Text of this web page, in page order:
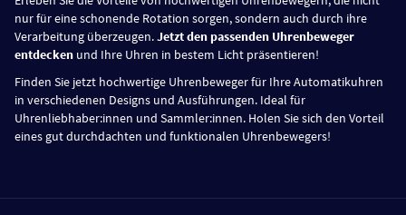
nur für eine schonende Rotation sorgen, sondern auch durch ihre
Verarbeitung überzeugen.Jetzt den passenden Uhrenbeweger
entdecken und Ihre Uhren in bestem Licht präsentieren!
Finden Sie jetzt hochwertige Uhrenbeweger für Ihre Automatikuhren
in verschiedenen Designs und Ausführungen. Ideal für
Uhrenliebhaber:innen und Sammler:innen. Holen Sie sich den Vorteil
eines gut durchdachten und funktionalen Uhrenbewegers!